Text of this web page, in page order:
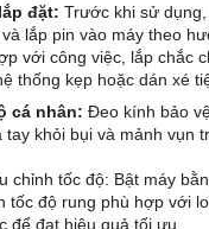
đặt: Trước khi sử
lắp pin vào máy theo
với công việc, lắp chắc
thống kẹp hoặc dán xé
cá nhân: Đeo kính bảo
tay khỏi bụi và mảnh vụn
chỉnh tốc độ: Bật máy
tốc độ rung phù hợp với
để đạt hiệu quả tối ưu.